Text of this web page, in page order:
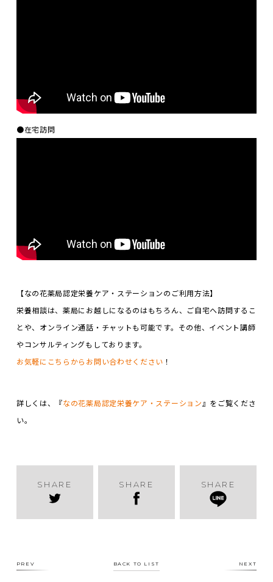
●在宅訪問
【なの花薬局認定栄養ケア・ステーションのご利用方法】
栄養相談は、薬局にお越しになるのはもちろん、ご自宅へ訪問するこ
とや、オンライン通話・チャットも可能です。その他、イベント講師
やコンサルティングもしております。
お気軽にこちらからお問い合わせください ！
詳しくは、『なの花薬局認定栄養ケア・ステーション 』をご覧くださ
い。
SHARE SHARE SHARE
PREV BACK TO LIST NEXT